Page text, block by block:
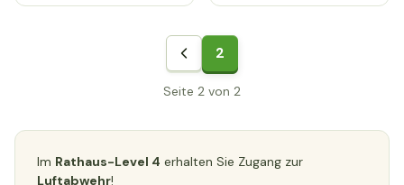
2
Seite 2 von 2
Im Rathaus-Level 4 erhalten Sie Zugang zur
Luftabwehr!